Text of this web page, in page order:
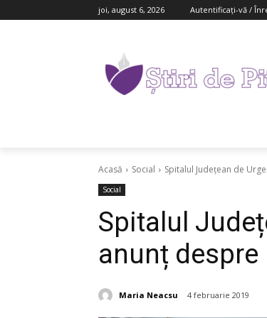
joi, august 6, 2026 Autentificați-vă /
Acasă Social Spitalul Județean de
Social
Spitalul
anunț
Maria Neacsu 4 februarie 2019